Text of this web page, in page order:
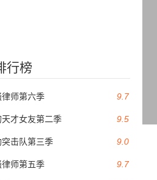
行榜
9.7
律师第六季
9.5
天才女友第二季
9.0
突击队第三季
9.7
律师第五季